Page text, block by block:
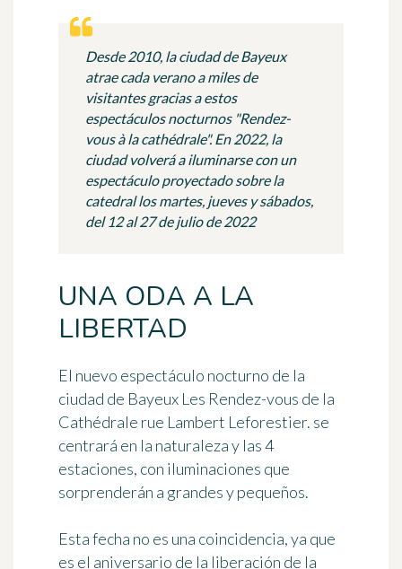
Desde 2010, la ciudad de Bayeux
atrae cada verano a miles de
visitantes gracias a estos
espectáculos nocturnos "Rendez-
vous à la cathédrale". En 2022, la
ciudad volverá a iluminarse con un
espectáculo proyectado sobre la
catedral los martes, jueves y sábados,
del 12 al 27 de julio de 2022
UNA ODA A LA
LIBERTAD
El nuevo espectáculo nocturno de la
ciudad de Bayeux Les Rendez-vous de la
Cathédrale rue Lambert Leforestier. se
centrará en la naturaleza y las 4
estaciones, con iluminaciones que
sorprenderán a grandes y pequeños.
Esta fecha no es una coincidencia, ya que
es el aniversario de la liberación de la